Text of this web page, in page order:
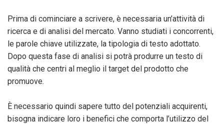
Prima di cominciare a scrivere, è necessaria un’attività di
ricerca e di analisi del mercato. Vanno studiati i concorrenti,
le parole chiave utilizzate, la tipologia di testo adottato.
Dopo questa fase di analisi si potrà produrre un testo di
qualità che centri al meglio il target del prodotto che
promuove.
È necessario quindi sapere tutto del potenziali acquirenti,
bisogna indicare loro i benefici che comporta l’utilizzo del